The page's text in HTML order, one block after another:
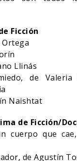
Ficción
Ortega
Llinás
de Valeria
Naishtat
de Ficción/
cuerpo que
de Agustín